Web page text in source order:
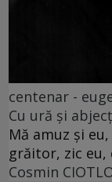
centenar -
Cu ură și
Mă amuz și
grăitor, zic eu,
Cosmin